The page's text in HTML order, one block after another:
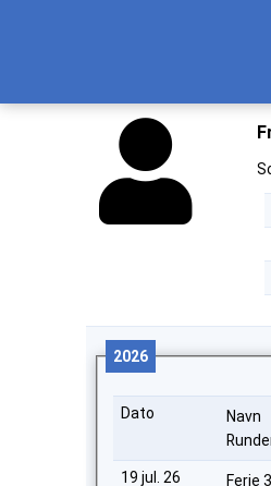
2026
Dato
Navn
19 jul. 26
Ferie